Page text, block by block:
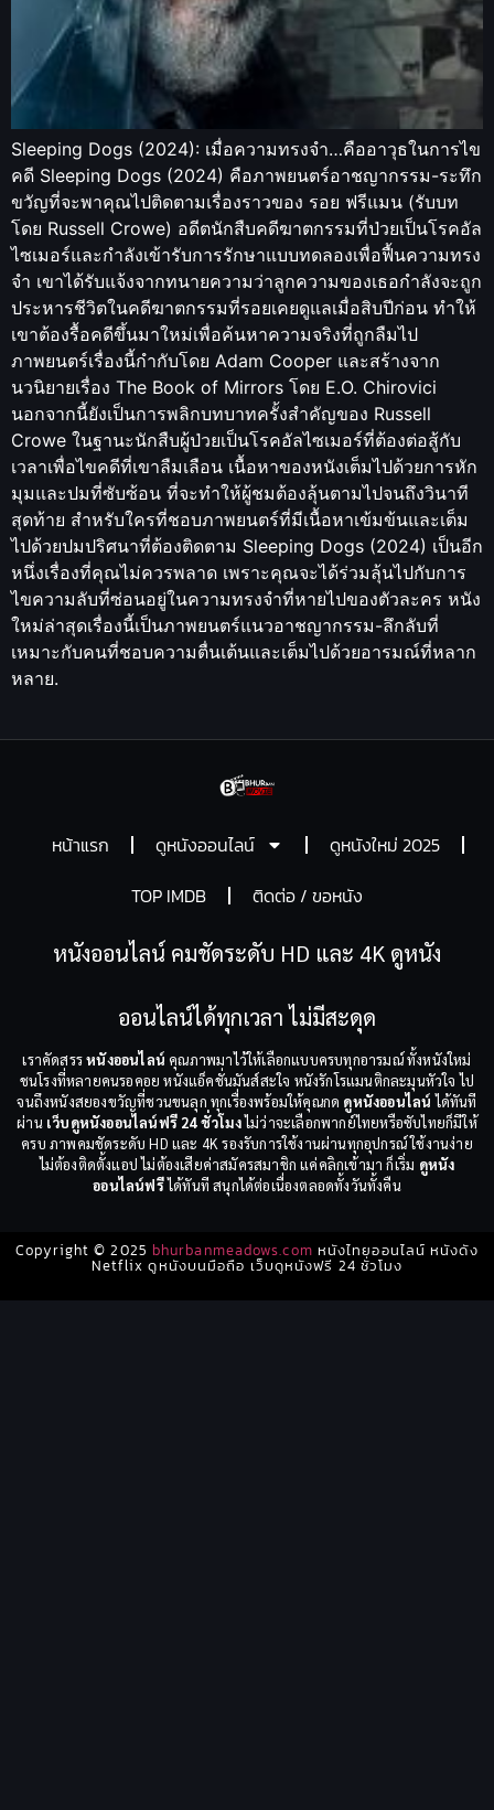
Sleeping Dogs (2024): เมื่อความทรงจำ…คืออาวุธในการไข
คดี Sleeping Dogs (2024) คือภาพยนตร์อาชญากรรม-ระทึก
ขวัญที่จะพาคุณไปติดตามเรื่องราวของ รอย ฟรีแมน (รับบท
โดย Russell Crowe) อดีตนักสืบคดีฆาตกรรมที่ป่วยเป็นโรคอัล
ไซเมอร์และกำลังเข้ารับการรักษาแบบทดลองเพื่อฟื้นความทรง
จำ เขาได้รับแจ้งจากทนายความว่าลูกความของเธอกำลังจะถูก
ประหารชีวิตในคดีฆาตกรรมที่รอยเคยดูแลเมื่อสิบปีก่อน ทำให้
เขาต้องรื้อคดีขึ้นมาใหม่เพื่อค้นหาความจริงที่ถูกลืมไป
ภาพยนตร์เรื่องนี้กำกับโดย Adam Cooper และสร้างจาก
นวนิยายเรื่อง The Book of Mirrors โดย E.O. Chirovici
นอกจากนี้ยังเป็นการพลิกบทบาทครั้งสำคัญของ Russell
Crowe ในฐานะนักสืบผู้ป่วยเป็นโรคอัลไซเมอร์ที่ต้องต่อสู้กับ
เวลาเพื่อไขคดีที่เขาลืมเลือน เนื้อหาของหนังเต็มไปด้วยการหัก
มุมและปมที่ซับซ้อน ที่จะทำให้ผู้ชมต้องลุ้นตามไปจนถึงวินาที
สุดท้าย สำหรับใครที่ชอบภาพยนตร์ที่มีเนื้อหาเข้มข้นและเต็ม
ไปด้วยปมปริศนาที่ต้องติดตาม Sleeping Dogs (2024) เป็นอีก
หนึ่งเรื่องที่คุณไม่ควรพลาด เพราะคุณจะได้ร่วมลุ้นไปกับการ
ไขความลับที่ซ่อนอยู่ในความทรงจำที่หายไปของตัวละคร หนัง
ใหม่ล่าสุดเรื่องนี้เป็นภาพยนตร์แนวอาชญากรรม-ลึกลับที่
เหมาะกับคนที่ชอบความตื่นเต้นและเต็มไปด้วยอารมณ์ที่หลาก
หลาย.
หน้าแรก ดูหนังออนไลน์
ดูหนังใหม่ 2025
TOP IMDB
ติดต่อ / ขอหนัง
หนังออนไลน์ คมชัดระดับ HD และ 4K ดูหนัง
ออนไลน์ได้ทุกเวลา ไม่มีสะดุด
เราคัดสรรหนังออนไลน์ คุณภาพมาไว้ให้เลือกแบบครบทุกอารมณ์ ทั้งหนังใหม่
ชนโรงที่หลายคนรอคอย หนังแอ็คชั่นมันส์สะใจ หนังรักโรแมนติกละมุนหัวใจ ไป
จนถึงหนังสยองขวัญที่ชวนขนลุก ทุกเรื่องพร้อมให้คุณกด ดูหนังออนไลน์ ได้ทันที
ผ่าน เว็บดูหนังออนไลน์ฟรี 24 ชั่วโมงไม่ว่าจะเลือกพากย์ไทยหรือซับไทยก็มีให้
ครบ ภาพคมชัดระดับ HD และ 4K รองรับการใช้งานผ่านทุกอุปกรณ์ ใช้งานง่าย
ไม่ต้องติดตั้งแอป ไม่ต้องเสียค่าสมัครสมาชิก แค่คลิกเข้ามา ก็เริ่ม ดูหนัง
ออนไลน์ฟรีได้ทันที สนุกได้ต่อเนื่องตลอดทั้งวันทั้งคืน
Copyright © 2025 bhurbanmeadows.com หนังไทยออนไลน์ หนังดัง
Netflix ดูหนังบนมือถือ เว็บดูหนังฟรี 24 ชั่วโมง